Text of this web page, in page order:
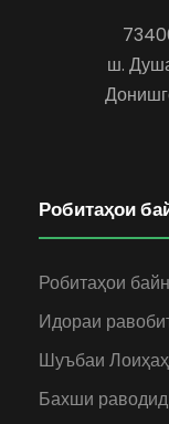
ш.
Робитаҳои
Робитаҳои
Идораи
Шуъбаи
Бахши